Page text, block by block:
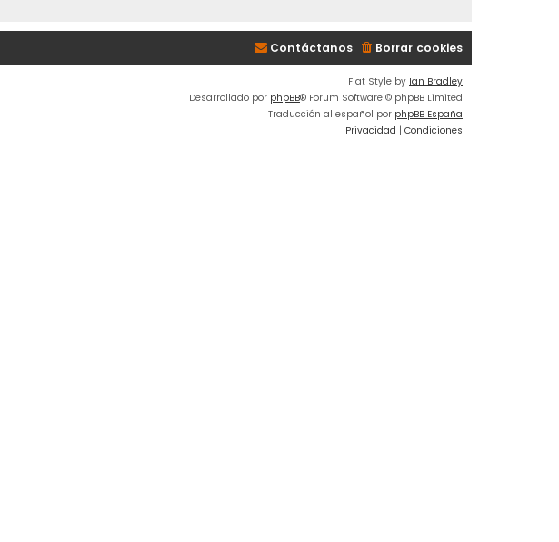
Borrar cookies
Contáctanos
Flat Style by Ian Bradley
Desarrollado por phpBB® Forum Software © phpBB Limited
Traducción al español por phpBB España
Privacidad | Condiciones